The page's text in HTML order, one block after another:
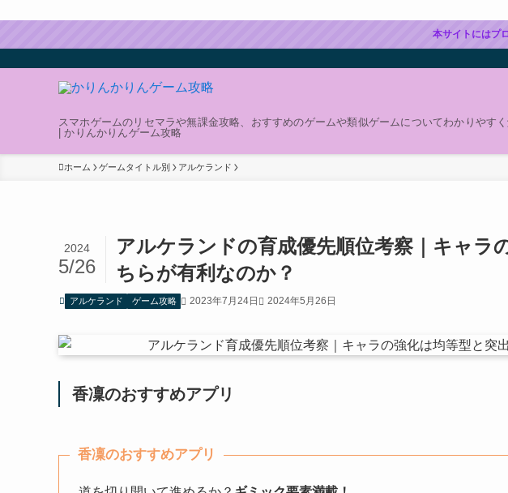
本サイトにはプ
スマホゲームのリセマラや無課金攻略、おすすめのゲームや類似ゲームについてわかりやす
| かりんかりんゲーム攻略
ホーム ゲームタイトル別 アルケランド
アルケランドの育成優先順位考察｜キャラ
ちらが有利なのか？
2024
5/26
アルケランド ゲーム攻略 2023年7月24日 2024年5月26日
香凜のおすすめアプリ
香凜のおすすめアプリ